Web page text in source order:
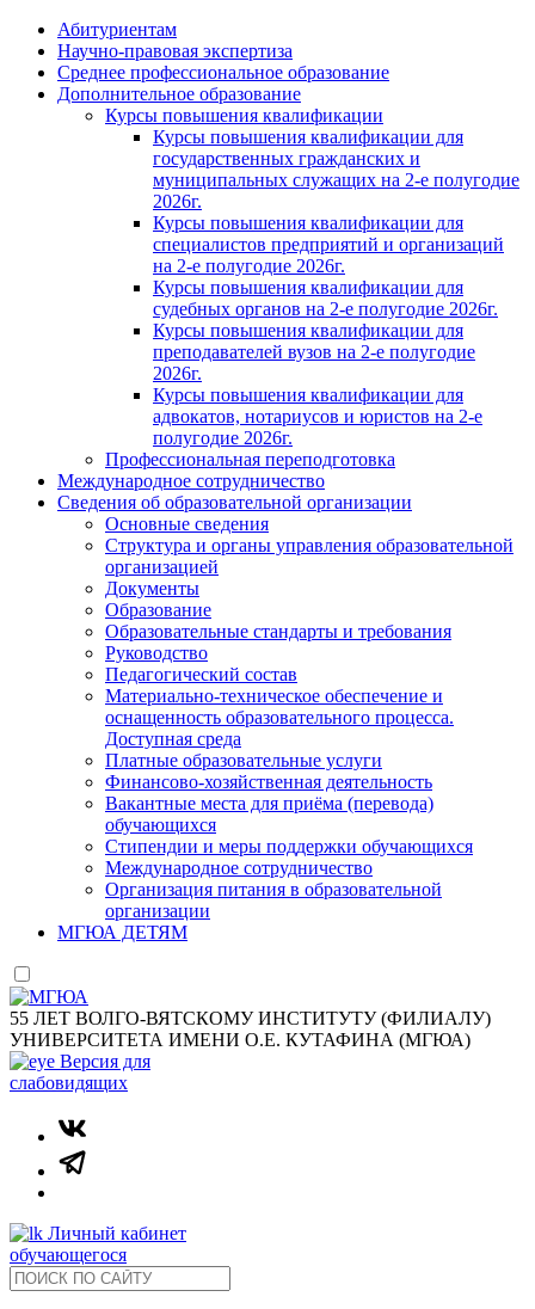
Абитуриентам
Научно-правовая экспертиза
Cреднее профессиональное образование
Дополнительное образование
Курсы повышения квалификации
Курсы повышения квалификации для
государственных гражданских и
муниципальных служащих на 2-е полугодие
2026г.
Курсы повышения квалификации для
специалистов предприятий и организаций
на 2-е полугодие 2026г.
Курсы повышения квалификации для
судебных органов на 2-е полугодие 2026г.
Курсы повышения квалификации для
преподавателей вузов на 2-е полугодие
2026г.
Курсы повышения квалификации для
адвокатов, нотариусов и юристов на 2-е
полугодие 2026г.
Профессиональная переподготовка
Международное сотрудничество
Сведения об образовательной организации
Основные сведения
Структура и органы управления образовательной
организацией
Документы
Образование
Образовательные стандарты и требования
Руководство
Педагогический состав
Материально-техническое обеспечение и
оснащенность образовательного процесса.
Доступная среда
Платные образовательные услуги
Финансово-хозяйственная деятельность
Вакантные места для приёма (перевода)
обучающихся
Стипендии и меры поддержки обучающихся
Международное сотрудничество
Организация питания в образовательной
организации
МГЮА ДЕТЯМ
55 ЛЕТ ВОЛГО-ВЯТСКОМУ ИНСТИТУТУ (ФИЛИАЛУ)
УНИВЕРСИТЕТА ИМЕНИ О.Е. КУТАФИНА (МГЮА)
Версия для
слабовидящих
Личный кабинет
обучающегося